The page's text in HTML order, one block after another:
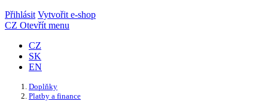
Přihlásit Vytvořit e-shop
CZ Otevřít menu
CZ
SK
EN
Doplňky
Platby a finance